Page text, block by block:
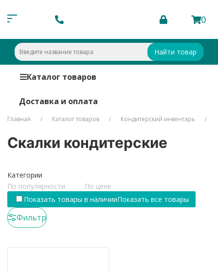
0
Найти товар
Каталог товаров
Доставка и оплата
Главная Каталог товаров Кондитерский инвентарь
Скалки кондитерские
Категории
По популярности
По цене
Показать товары в наличииПоказать все товары
Фильтр